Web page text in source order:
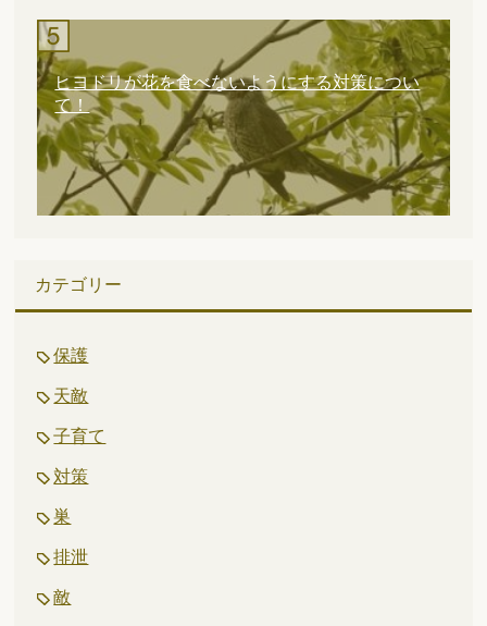
ヒヨドリが花を食べないようにする対策につい
て！
カテゴリー
保護
天敵
子育て
対策
巣
排泄
敵